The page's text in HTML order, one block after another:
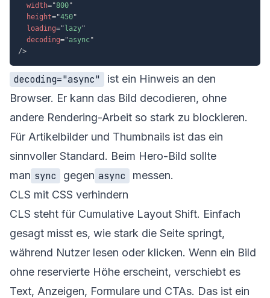
width="800"
height="450"
loading=" lazy"
decoding="async"
/>
decoding="async"
ist ein Hinweis an den
Browser. Er kann das Bild decodieren, ohne
andere Rendering-Arbeit so stark zu blockieren.
Für Artikelbilder und Thumbnails ist das ein
sinnvoller Standard. Beim Hero-Bild sollte
man sync gegen async
messen.
CLS mit CSS verhindern
CLS steht für Cumulative Layout Shift. Einfach
gesagt misst es, wie stark die Seite springt,
während Nutzer lesen oder klicken. Wenn ein Bild
ohne reservierte Höhe erscheint, verschiebt es
Text, Anzeigen, Formulare und CTAs. Das ist ein